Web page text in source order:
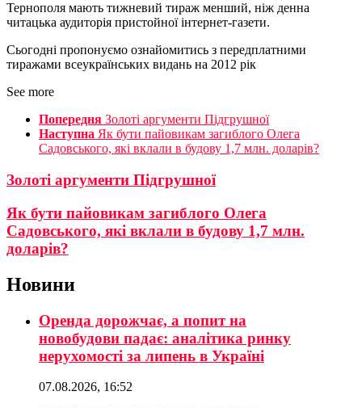
Тернополя мають тижневий тираж менший, ніж денна
читацька аудиторія пристойної інтернет-газети.
Сьогодні пропонуємо ознайомитись з передплатними
тиражами всеукраїнських видань на 2012 рік
See more
Попередня Золоті аргументи Підгрушної
Наступна Як бути пайовикам загиблого Олега
Садовського, які вклали в будову 1,7 млн. доларів?
Золоті аргументи Підгрушної
Як бути пайовикам загиблого Олега
Садовського, які вклали в будову 1,7 млн.
доларів?
Новини
Оренда дорожчає, а попит на
новобудови падає: аналітика ринку
нерухомості за липень в Україні
07.08.2026, 16:52